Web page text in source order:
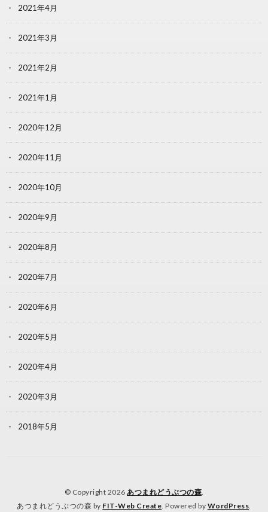
2021年4月
2021年3月
2021年2月
2021年1月
2020年12月
2020年11月
2020年10月
2020年9月
2020年8月
2020年7月
2020年6月
2020年5月
2020年4月
2020年3月
2018年5月
© Copyright 2026 あつまれどうぶつの森.
あつまれどうぶつの森 by FIT-Web Create. Powered by WordPress.